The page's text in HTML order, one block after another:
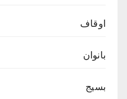
اوقاف
بانوان
بسیج